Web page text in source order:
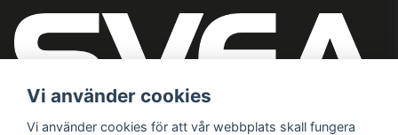
Vi använder cookies
Vi använder cookies för att vår webbplats skall fungera